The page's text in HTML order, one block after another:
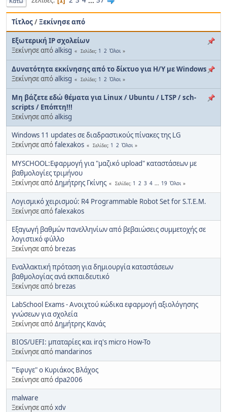
Τίτλος/Ξεκίνησε από
Εξωτερική IP σχολείων
Ξεκίνησε απόalkisg Σελίδες 1 2 Όλοι
Δυνατότητα εκκίνησης από το δίκτυο για Η/Υ με Windows
Ξεκίνησε απόalkisg Σελίδες 1 2 Όλοι
Μη βάζετε εδώ θέματα για Linux / Ubuntu / LTSP / sch-
scripts / Επόπτη!!!
Ξεκίνησε απόalkisg
Windows 11 updates σε διαδραστικούς πίνακες της LG
Ξεκίνησε απόfalexakos Σελίδες 1 2 Όλοι
MYSCHOOL:Εφαρμογή για "μαζικό upload" καταστάσεων με
βαθμολογίες τριμήνου
Ξεκίνησε απόΔημήτρης Γκίνης Σελίδες 1 2 3 4 ... 19 Όλοι
Λογισμικό χειρισμού: R4 Programmable Robot Set for S.T.E.M.
Ξεκίνησε απόfalexakos
Εξαγωγή βαθμών πανελληνίων από βεβαιώσεις συμμετοχής σε
λογιστικό φύλλο
Ξεκίνησε από brezas
Εναλλακτική πρόταση για δημιουργία καταστάσεων
βαθμολογίας ανά εκπαιδευτικό
Ξεκίνησε από brezas
LabSchool Exams - Ανοιχτού κώδικα εφαρμογή αξιολόγησης
γνώσεων για σχολεία
Ξεκίνησε απόΔημήτρης Κανάς
BIOS/UEFI: μπαταρίες και irq's micro How-To
Ξεκίνησε από mandarinos
"'Εφυγε" ο Κυριάκος Βλάχος
Ξεκίνησε απόdpa2006
malware
Ξεκίνησε απόxdv